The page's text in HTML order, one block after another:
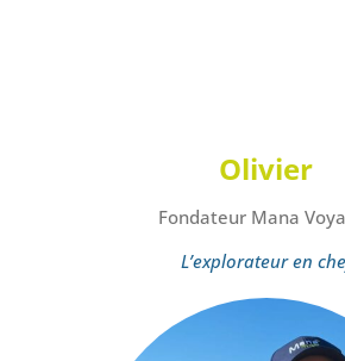
Olivier
Fondateur Mana
L’explorateur en